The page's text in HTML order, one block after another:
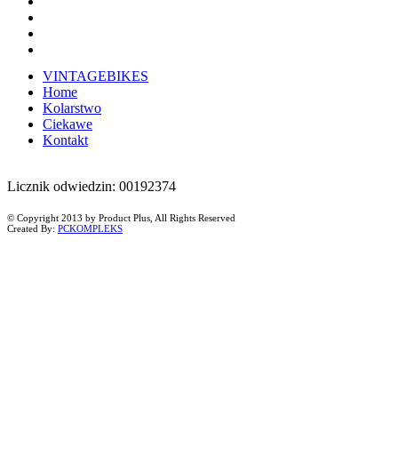
VINTAGEBIKES
Home
Kolarstwo
Ciekawe
Kontakt
Licznik odwiedzin: 00192374
© Copyright 2013 by Product Plus, All Rights Reserved
Created By: PCKOMPLEKS